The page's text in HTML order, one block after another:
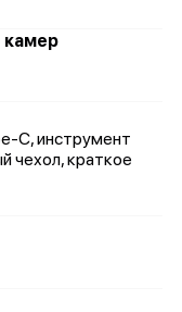
камер
C, инструмент
чехол, краткое